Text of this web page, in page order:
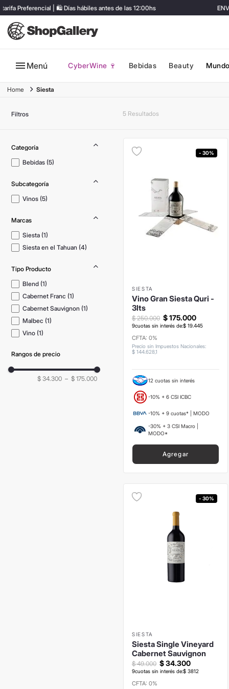
Preferencial | 🛍️ Días hábiles antes de las 12:00hs
Menú CyberWine 🍷 Bebidas Beauty
Siesta
Filtros 5
Bebidas (5)
Vinos (5)
Marcas
Siesta (1)
Siesta en el Tahuan (4)
Tipo Producto
Blend (1)
Cabernet Franc (1)
Cabernet Sauvignon (1)
Malbec (1)
Vino (1)
Rangos de precio
$ 34.300 – $ 175.000
- 30%
SIESTA
Vino Gran Siesta Quri -
3lts
$175.000
$ 250.000
9cuotas sin interés de:$ 19.445
CFTA: 0%
Precio sin Impuestos Nacionales:
$ 144.628,1
12 cuotas sin interés
-10% + 6 CSI ICBC
-10% + 9 cuotas* | MODO
-30% + 3 CSI Macro |
MODO*
Agregar
- 30%
SIESTA
Siesta Single Vineyard
Cabernet Sauvignon
$34.300
$ 49.000
9cuotas sin interés de:$ 3812
CFTA: 0%